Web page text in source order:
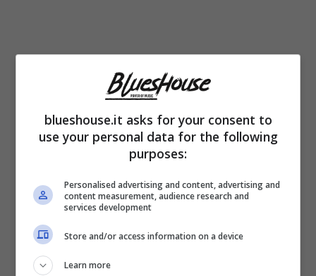
Olympia Brass Band Eagle Band
nomi entrati nellaleggenda del jazz
composte damusicisti neriche hanno fatto
dell’improvvisazione il loro marchio di
gruppi che conosciamo solo di nome. Le loro
esecuzioni
blueshouse.it asks for your consent to
use your personal data for the following
purposes:
Personalised advertising and content, advertising and
content measurement, audience research and
services development
Store and/or access information on a device
Learn more